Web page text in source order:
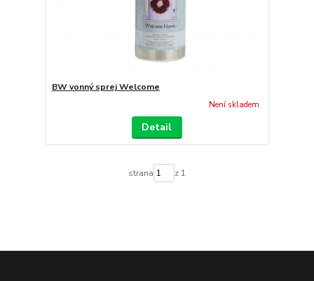
BW vonný sprej Welcome
Není skladem
Detail
strana z 1